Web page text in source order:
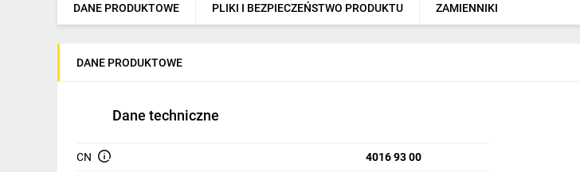
Elektronarzędzia i mierniki
Dom i ogród
DANE PRODUKTOWE PLIKI I BEZPIECZEŃSTWO PRODUKTU ZAMIENNIKI
DANE PRODUKTOWE
Dane techniczne
CN 4016 93 00